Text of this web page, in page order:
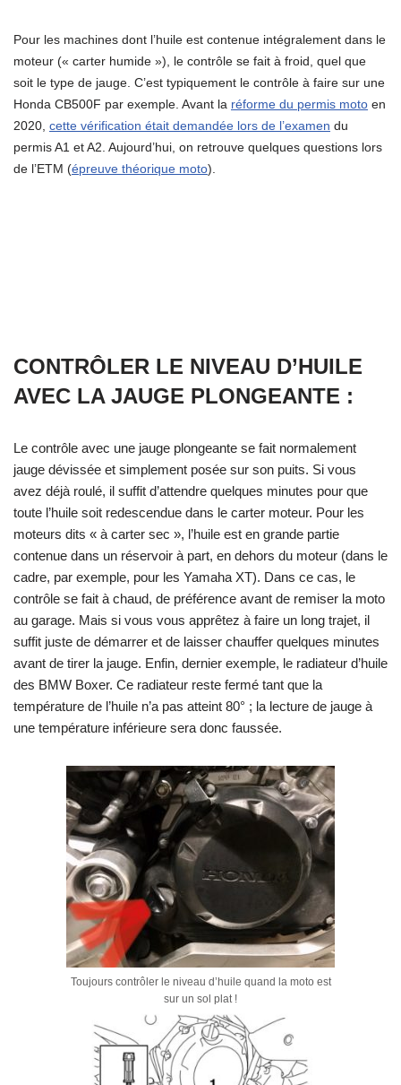
Pour les machines dont l’huile est contenue intégralement dans le
moteur (« carter humide »), le contrôle se fait à froid, quel que
soit le type de jauge. C’est typiquement le contrôle à faire sur une
Honda CB500F par exemple. Avant la réforme du permis moto en
2020, cette vérification était demandée lors de l’examen du
permis A1 et A2. Aujourd’hui, on retrouve quelques questions lors
de l’ETM (épreuve théorique moto).
CONTRÔLER LE NIVEAU D’HUILE
AVEC LA JAUGE PLONGEANTE :
Le contrôle avec une jauge plongeante se fait normalement
jauge dévissée et simplement posée sur son puits. Si vous
avez déjà roulé, il suffit d’attendre quelques minutes pour que
toute l’huile soit redescendue dans le carter moteur. Pour les
moteurs dits « à carter sec », l’huile est en grande partie
contenue dans un réservoir à part, en dehors du moteur (dans le
cadre, par exemple, pour les Yamaha XT). Dans ce cas, le
contrôle se fait à chaud, de préférence avant de remiser la moto
au garage. Mais si vous vous apprêtez à faire un long trajet, il
suffit juste de démarrer et de laisser chauffer quelques minutes
avant de tirer la jauge. Enfin, dernier exemple, le radiateur d’huile
des BMW Boxer. Ce radiateur reste fermé tant que la
température de l’huile n’a pas atteint 80° ; la lecture de jauge à
une température inférieure sera donc faussée.
Toujours contrôler le niveau d’huile quand la moto est
sur un sol plat !